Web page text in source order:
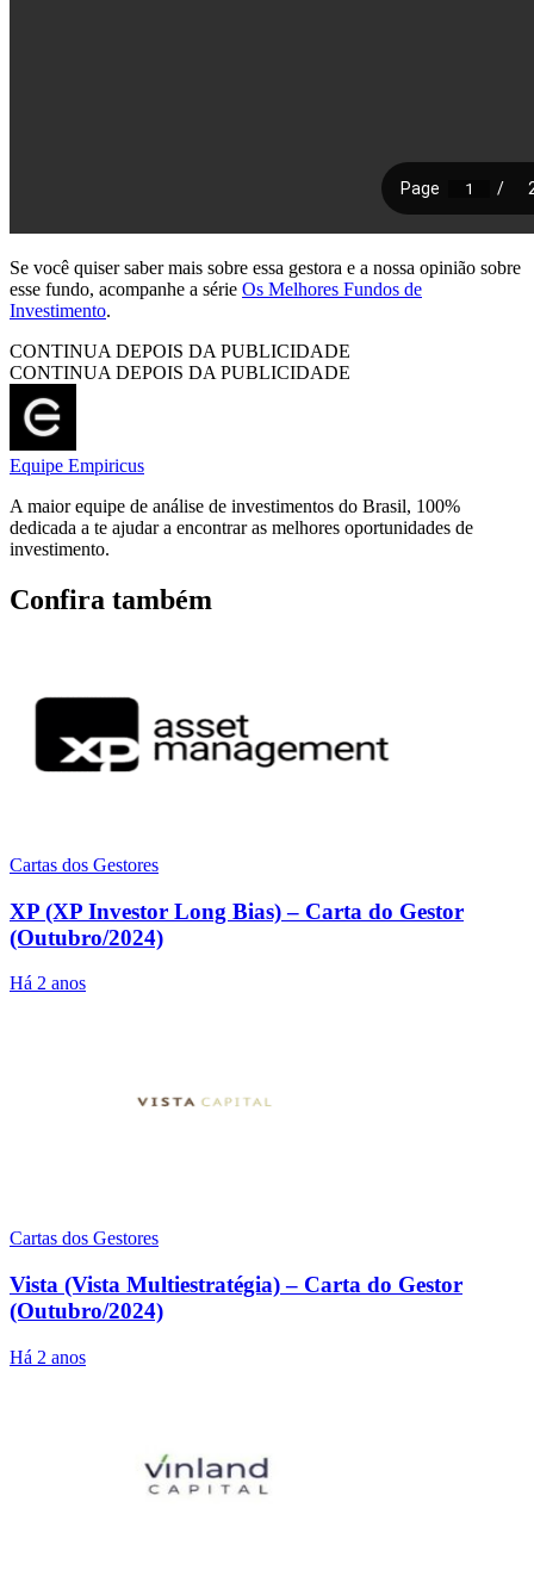
Se você quiser saber mais sobre essa gestora e a nossa opinião sobre
esse fundo, acompanhe a série Os Melhores Fundos de
Investimento.
CONTINUA DEPOIS DA PUBLICIDADE
CONTINUA DEPOIS DA PUBLICIDADE
Equipe Empiricus
A maior equipe de análise de investimentos do Brasil, 100%
dedicada a te ajudar a encontrar as melhores oportunidades de
investimento.
Confira também
Cartas dos Gestores
XP (XP Investor Long Bias) – Carta do Gestor
(Outubro/2024)
Há 2 anos
Cartas dos Gestores
Vista (Vista Multiestratégia) – Carta do Gestor
(Outubro/2024)
Há 2 anos